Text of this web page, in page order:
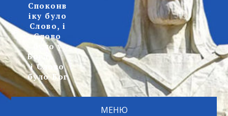
Споконв
іку було
Слово, і
Слово
було у
Бога,
і Слово
було Бог
МЕНЮ